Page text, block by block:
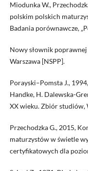
Miodunka W.,
polskim polskich
Badania porównawcze,
Nowy słownik
Warszawa [NSPP].
Porayski–Pomsta J.,
Handke, H. Dalewska-
XX wieku. Zbiór studiów,
Przechodzka G., 2015,
maturzystów w świetle
certyfikatowych dla